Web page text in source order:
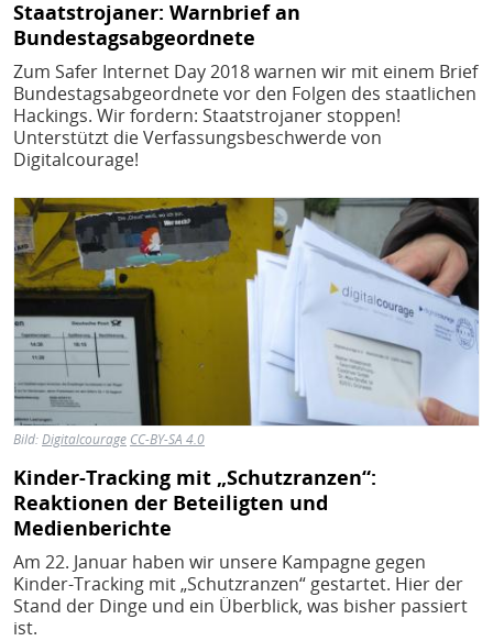
Staatstrojaner: Warnbrief an
Bundestagsabgeordnete
Zum Safer Internet Day 2018 warnen wir mit einem Brief
Bundestagsabgeordnete vor den Folgen des staatlichen
Hackings. Wir fordern: Staatstrojaner stoppen!
Unterstützt die Verfassungsbeschwerde von
Digitalcourage!
Bild
Bild:Digitalcourage CC-BY-SA 4.0
Kinder-Tracking mit „Schutzranzen“:
Reaktionen der Beteiligten und
Medienberichte
Am 22. Januar haben wir unsere Kampagne gegen
Kinder-Tracking mit „Schutzranzen“ gestartet. Hier der
Stand der Dinge und ein Überblick, was bisher passiert
ist.